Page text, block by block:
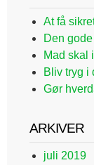
At få
Den
Mad skal
Bliv tryg i
Gør
ARKIVER
juli 2019